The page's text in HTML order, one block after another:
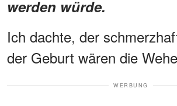
werden würde.
Ich dachte, der
der Geburt wären die
WERBUNG